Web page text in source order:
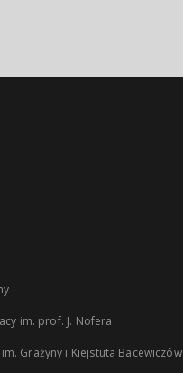
im. prof. J. Nofera
Grażyny i Kiejstuta Bacewiczów